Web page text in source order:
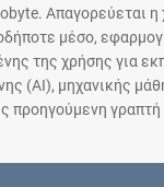
Απαγορεύεται
μέσο,
της χρήσης για
(AI), μηχανικής
προηγούμενη γραπτή